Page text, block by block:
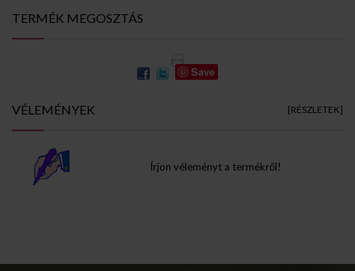
TERMÉK MEGOSZTÁS
Save
VÉLEMÉNYEK [RÉSZLETEK]
Írjon véleményt a termékről!